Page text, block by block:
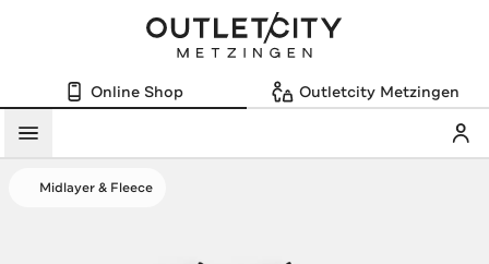
Online Shop Outletcity Metzingen
Menü
Midlayer & Fleece